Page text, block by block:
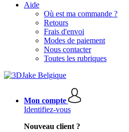
Aide
Où est ma commande ?
Retours
Frais d'envoi
Modes de paiement
Nous contacter
Toutes les rubriques
Mon compte
Identifiez-vous
Nouveau client ?